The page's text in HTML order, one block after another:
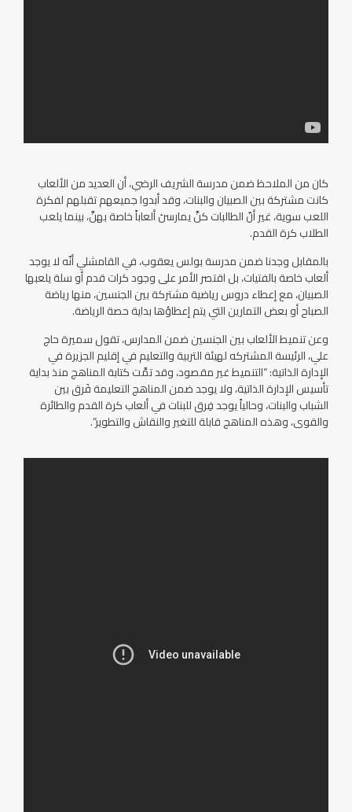
كان من الملاحظ ضمن مدرسة الشريف الرضي، أن العديد من الألعاب
كانت مشتركة بين الصبيان والبنات، وقد أبدوا جميعهم تقبلهم لفكرة
اللعب سوية، غير أنّ الطالبات كنَّ يمارسنَ ألعاباً خاصة بهنَّ، بينما يلعب
الطلاب كرة القدم.
بالمقابل وجدنا ضمن مدرسة بولس يعقوب، في القامشلي أنّه لا يوجد
ألعاب خاصة بالفتيات، بل اقتصر الأمر على وجود كرات قدم أو سلة يلعبها
الصبيان، مع إعطاء دروس رياضية مشتركة بين الجنسين، منها رياضة
الصباح أو بعض التمارين التي يتم إعطاؤها بداية حصة الرياضة.
وعن تنميط الألعاب بين الجنسين ضمن المدارس، تقول سميرة حاج
علي، الرئيسة المشتركه لهيئة التربية والتعليم في إقليم الجزيرة في
الإدارة الذاتية: “التنميط غير مقصود، وقد تمَّت كتابة المناهج منذ بداية
تأسيس الإدارة الذاتية، ولا يوجد ضمن المناهج التعليمة فَرق بين
الشباب والبنات، وحالياً يوجد فِرق للبنات في ألعاب كرة القدم والطائرة
والقوى، وهذه المناهج قابلة للتغير والنقاش والتطوير”.